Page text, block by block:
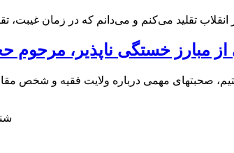
از مبارز خستگی ناپذیر، مرحوم
صحبتهای مهمی درباره ولایت فقیه و شخص
شنبه 29